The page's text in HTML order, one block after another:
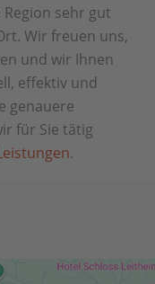
sehr gut
Wir freuen uns,
und wir Ihnen
effektiv und
genauere
für Sie tätig
.